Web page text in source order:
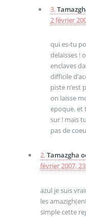
3.
2 février
qui es-tu
delaisses !
enclaves
difficile
piste n’est
on laisse
epoque. et
sur ! mais
pas de
2.Tamazgha
février 2007,
azul je suis
les
simple cette